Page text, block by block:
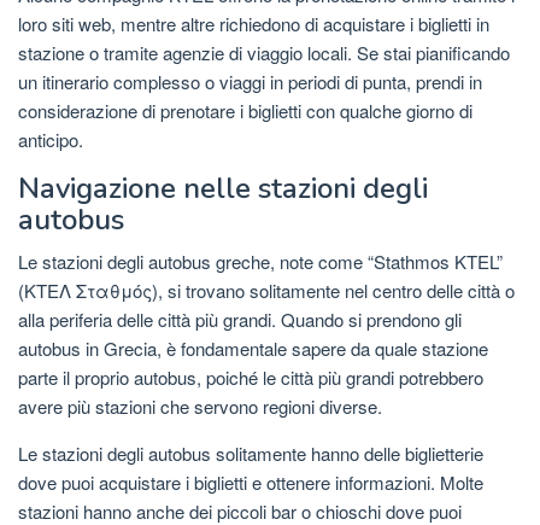
loro siti web, mentre altre richiedono di acquistare i biglietti in
stazione o tramite agenzie di viaggio locali. Se stai pianificando
un itinerario complesso o viaggi in periodi di punta, prendi in
considerazione di prenotare i biglietti con qualche giorno di
anticipo.
Navigazione nelle stazioni degli
autobus
Le stazioni degli autobus greche, note come “Stathmos KTEL”
(ΚΤΕΛ Σταθμός), si trovano solitamente nel centro delle città o
alla periferia delle città più grandi. Quando si prendono gli
autobus in Grecia, è fondamentale sapere da quale stazione
parte il proprio autobus, poiché le città più grandi potrebbero
avere più stazioni che servono regioni diverse.
Le stazioni degli autobus solitamente hanno delle biglietterie
dove puoi acquistare i biglietti e ottenere informazioni. Molte
stazioni hanno anche dei piccoli bar o chioschi dove puoi